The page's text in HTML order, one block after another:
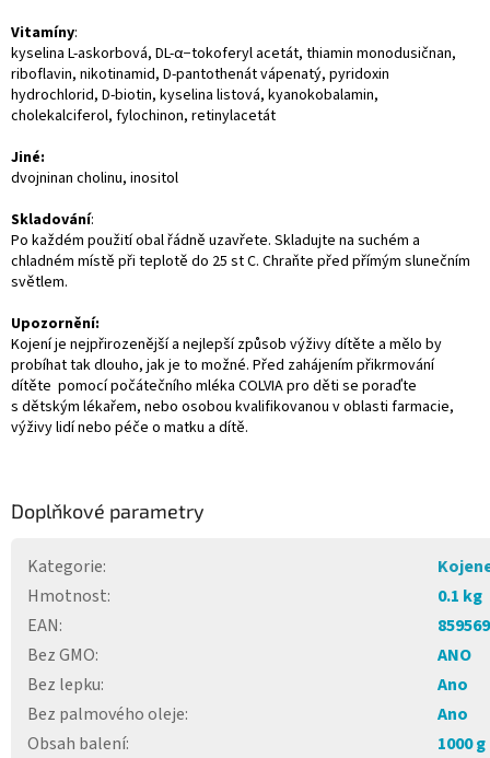
Vitamíny:
kyselina L-askorbová, DL-α−tokoferyl acetát, thiamin monodusičnan,
riboflavin, nikotinamid, D-pantothenát vápenatý, pyridoxin
hydrochlorid, D-biotin, kyselina listová, kyanokobalamin,
cholekalciferol, fylochinon, retinylacetát
Jiné:
dvojninan cholinu, inositol
Skladování:
Po každém použití obal řádně uzavřete. Skladujte na suchém a
chladném místě při teplotě do 25 st C. Chraňte před přímým slunečním
světlem.
Upozornění:
Kojení je nejpřirozenější a nejlepší způsob výživy dítěte a mělo by
probíhat tak dlouho, jak je to možné. Před zahájením přikrmování
dítěte pomocí počátečního mléka COLVIA pro děti se poraďte
s dětským lékařem, nebo osobou kvalifikovanou v oblasti farmacie,
výživy lidí nebo péče o matku a dítě.
Doplňkové parametry
Kategorie:
Hmotnost:
0.1 kg
EAN:
Bez GMO:
ANO
Bez lepku:
Ano
Bez palmového oleje:
Ano
Obsah balení: 1000 g